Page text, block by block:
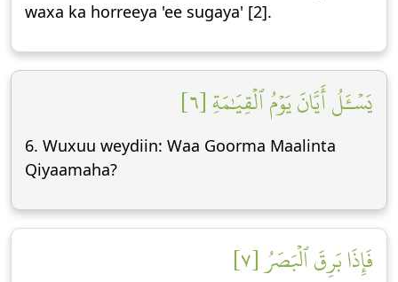
waxa ka horreeya 'ee sugaya' [2].
يَسۡـَٔلُ أَيَّانَ يَوۡمُ ٱلۡقِيَٰمَةِ [٦]
6. Wuxuu weydiin: Waa Goorma Maalinta
Qiyaamaha?
فَإِذَا بَرِقَ ٱلۡبَصَرُ [٧]